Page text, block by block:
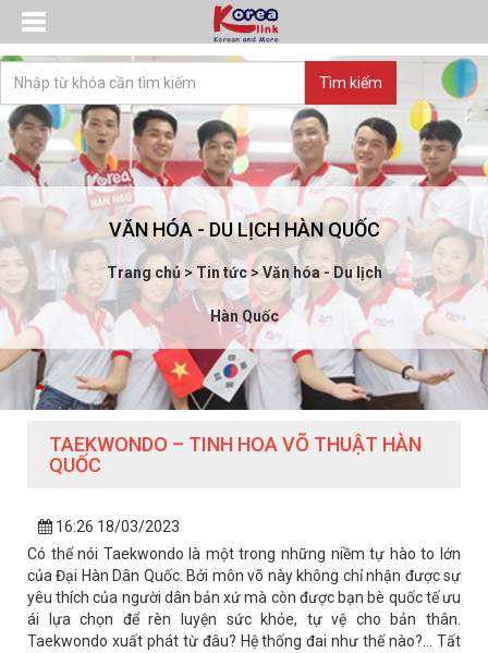
VĂN HÓA - DU LỊCH HÀN QUỐC
Trang chủ> Tin tức>Văn hóa - Du lịch
Hàn Quốc
TAEKWONDO – TINH HOA VÕ THUẬT HÀN
QUỐC
16:26 18/03/2023
Có thể nói Taekwondo là một trong những niềm tự hào to lớn
của Đại Hàn Dân Quốc. Bởi môn võ này không chỉ nhận được sự
yêu thích của người dân bản xứ mà còn được bạn bè quốc tế ưu
ái lựa chọn để rèn luyện sức khỏe, tự vệ cho bản thân.
Taekwondo xuất phát từ đâu? Hệ thống đai như thế nào?… Tất